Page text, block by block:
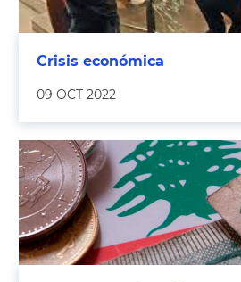
Crisis económica
09 OCT 2022